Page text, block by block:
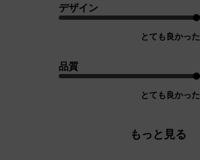
デザイン
とても良かった
品質
とても良かった
もっと見る